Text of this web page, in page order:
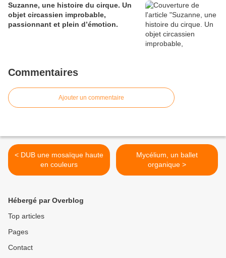
Suzanne, une histoire du cirque. Un
objet circassien improbable,
passionnant et plein d’émotion.
Commentaires
Ajouter un commentaire
< DUB une mosaïque haute
en couleurs
Mycélium, un ballet
organique >
Hébergé par Overblog
Top articles
Pages
Contact